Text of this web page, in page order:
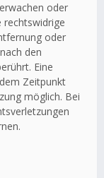
oder
rechtswidrige
oder
den
Eine
Zeitpunkt
möglich. Bei